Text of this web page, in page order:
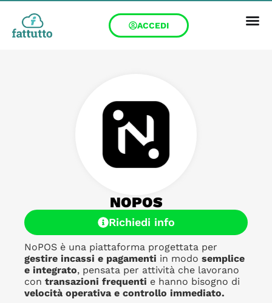
ACCEDI
NOPOS
Richiedi info
NoPOS è una piattaforma progettata per
gestire incassi e pagamenti in modo semplice
e integrato, pensata per attività che lavorano
con transazioni frequenti e hanno bisogno di
velocità operativa e controllo immediato.